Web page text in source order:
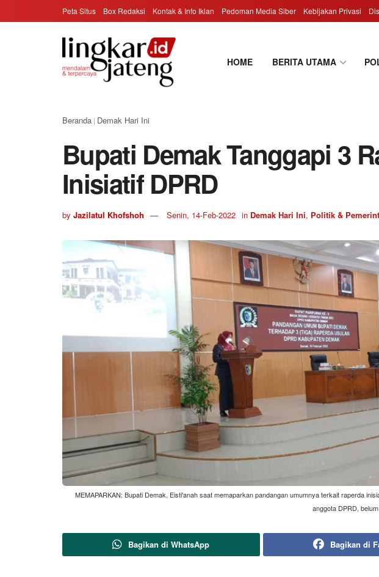
Peta Situs Box Redaksi Kontak & Info Iklan Pedoman Media Siber Kebijakan Privasi
HOME BERITA UTAMA
Beranda | Demak Hari Ini
Bupati Demak Tanggapi 3
Inisiatif DPRD
by Jazilatul Khofshoh Senin, 14-Feb-2022 in Demak Hari Ini, Politik &
MEMAPARKAN: Bupati Demak, Eisti'anah saat memaparkan pandangan umumnya terkait raperda
anggota DPRD,
Bagikan di WhatsApp Bagikan di